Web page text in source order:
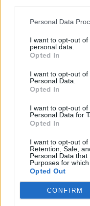
Personal Data
I want to opt-out
personal data.
Opted In
I want to opt-out
Personal Data.
Opted In
I want to opt-out
Personal Data for
Opted In
I want to opt-out of
Retention, Sale,
Personal Data
Purposes for
Opted Out
CONFIRM
και συνεργασίες
24/07/2026 11:11
Μεσσηνία: Οι
κύκλωμα
παρακολουθούν»